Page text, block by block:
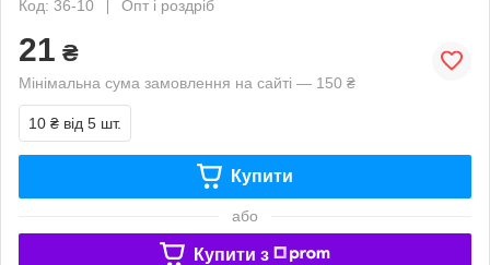
Код: 36-10
Опт і роздріб
21 ₴
Мінімальна сума замовлення на сайті — 150 ₴
10 ₴ від 5 шт.
Купити
або
Купити з